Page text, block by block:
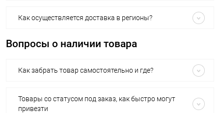
Как осуществляется доставка в регионы?
Вопросы о наличии товара
Как забрать товар самостоятельно и где?
Товары со статусом под заказ, как быстро могут
привезти